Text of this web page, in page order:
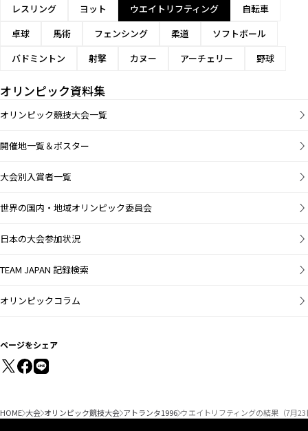
レスリング
ヨット ウエイトリフティング
自転車
卓球
馬術 フェンシング 柔道
ソフトボール
バドミントン
射撃 カヌー アーチェリー 野球
オリンピック資料集
オリンピック競技大会一覧
開催地一覧＆ポスター
大会別入賞者一覧
世界の国内・地域オリンピック委員会
日本の大会参加状況
TEAM JAPAN 記録検索
オリンピックコラム
ページをシェア
HOME 大会 オリンピック競技大会 アトランタ1996 ウエイトリフティングの結果（7月23